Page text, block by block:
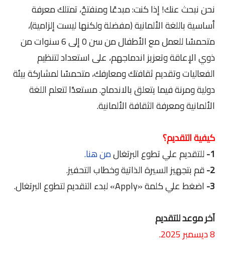
نحن نبحث عنك! إذا كنت: مبدعًا ومنفتحً، تمتلك معرفة
أساسية باللغة الألمانية (مفضلة ولكنها ليست إلزامية)،
متحمسًا للعمل مع الأطفال من سن 0 إلى 6 سنوات من
ذوي الإعاقة وتعزيز اندماجهم، على استعداد لتنظيم
الفعاليات وتقديم ثقافتك ومعارفك، متحمسًا لمشاركة بيئة
دولية ومرنة فيما يتعلق بالاندماج. مستعدًا لتعلم اللغة
الألمانية ومعرفة الثقافة الألمانية.
كيفية التقديم؟
1- للتقديم علي تطوع البرتغالمن هنا.
2- قم بتجهيز السيرة الذاتية وخطاب التحفيز.
3- اضغط علي كلمة «Apply» لبدء التقديم لتطوع البرتغال.
آخر موعد للتقديم
8 ديسمبر 2025.